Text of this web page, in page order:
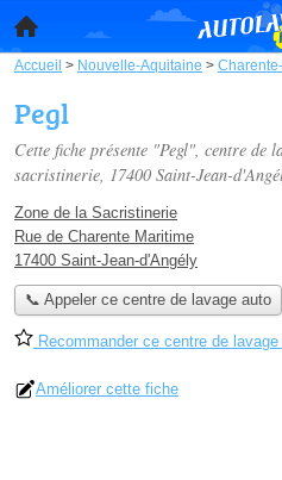
Accueil > Nouvelle-Aquitaine >
Pegl
Cette fiche présente "Pegl", centre de
sacristinerie, 17400 Saint-Jean-
Zone de la Sacristinerie
Rue de Charente Maritime
17400 Saint-Jean-d'Angély
📞 Appeler ce centre de lavage auto
Recommander ce centre de
Améliorer cette fiche